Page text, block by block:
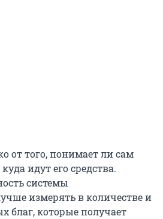
от того, понимает ли сам
идут его средства.
системы
измерять в количестве и
благ, которые получает